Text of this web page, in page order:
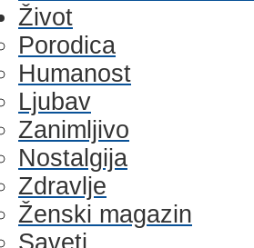
Život
Porodica
Humanost
Ljubav
Zanimljivo
Nostalgija
Zdravlje
Ženski magazin